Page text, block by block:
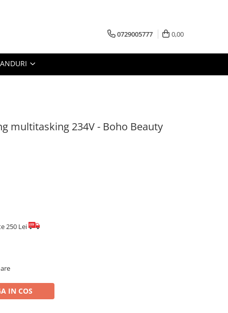
0729005777 0,00
multitasking 234V - Boho Beauty
250 Lei
IN COS